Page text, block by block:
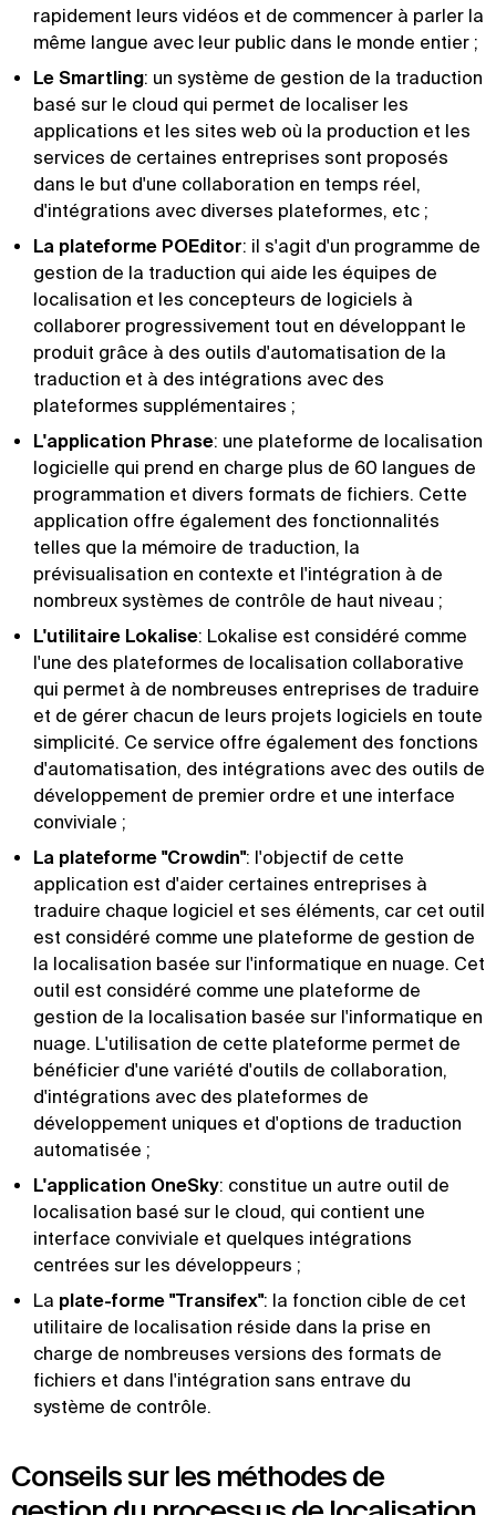
rapidement leurs vidéos et de commencer à parler la
même langue avec leur public dans le monde entier ;
Le Smartling: un système de gestion de la traduction
basé sur le cloud qui permet de localiser les
applications et les sites web où la production et les
services de certaines entreprises sont proposés
dans le but d'une collaboration en temps réel,
d'intégrations avec diverses plateformes, etc ;
La plateforme POEditor: il s'agit d'un programme de
gestion de la traduction qui aide les équipes de
localisation et les concepteurs de logiciels à
collaborer progressivement tout en développant le
produit grâce à des outils d'automatisation de la
traduction et à des intégrations avec des
plateformes supplémentaires ;
L'application Phrase: une plateforme de localisation
logicielle qui prend en charge plus de 60 langues de
programmation et divers formats de fichiers. Cette
application offre également des fonctionnalités
telles que la mémoire de traduction, la
prévisualisation en contexte et l'intégration à de
nombreux systèmes de contrôle de haut niveau ;
L'utilitaire Lokalise: Lokalise est considéré comme
l'une des plateformes de localisation collaborative
qui permet à de nombreuses entreprises de traduire
et de gérer chacun de leurs projets logiciels en toute
simplicité. Ce service offre également des fonctions
d'automatisation, des intégrations avec des outils de
développement de premier ordre et une interface
conviviale ;
La plateforme "Crowdin": l'objectif de cette
application est d'aider certaines entreprises à
traduire chaque logiciel et ses éléments, car cet outil
est considéré comme une plateforme de gestion de
la localisation basée sur l'informatique en nuage. Cet
outil est considéré comme une plateforme de
gestion de la localisation basée sur l'informatique en
nuage. L'utilisation de cette plateforme permet de
bénéficier d'une variété d'outils de collaboration,
d'intégrations avec des plateformes de
développement uniques et d'options de traduction
automatisée ;
L'application OneSky: constitue un autre outil de
localisation basé sur le cloud, qui contient une
interface conviviale et quelques intégrations
centrées sur les développeurs ;
La plate-forme "Transifex": la fonction cible de cet
utilitaire de localisation réside dans la prise en
charge de nombreuses versions des formats de
fichiers et dans l'intégration sans entrave du
système de contrôle.
Conseils sur les méthodes de